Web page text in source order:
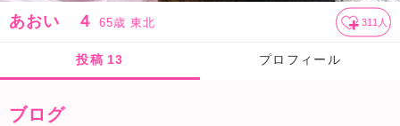
あおい ４ 65歳 東北 311 人
投稿 13 プロフィール
ブログ